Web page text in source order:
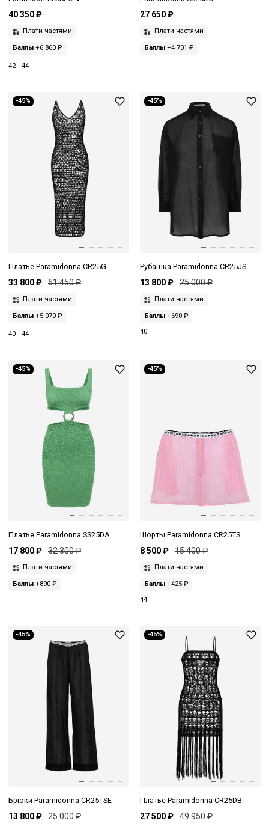
40 350 ₽
Плати частями
Баллы +6 860 ₽
42 44
27 650 ₽
Плати частями
Баллы+4 701 ₽
-45%
Платье Paramidonna CR25G
33 800 ₽ 61 450 ₽
Плати частями
Баллы +5 070 ₽
40 44
-45%
Рубашка Paramidonna CR25JS
13 800 ₽ 25 000 ₽
Плати частями
Баллы+690 ₽
40
-45%
Платье Paramidonna SS25DA
17 800 ₽ 32 300 ₽
Плати частями
Баллы +890 ₽
-45%
Шорты Paramidonna CR25TS
8 500 ₽ 15 400 ₽
Плати частями
Баллы+425 ₽
44
-45%
Брюки Paramidonna CR25TSE
13 800 ₽ 25 000 ₽
-45%
Платье Paramidonna CR25DB
27 500 ₽ 49 950 ₽